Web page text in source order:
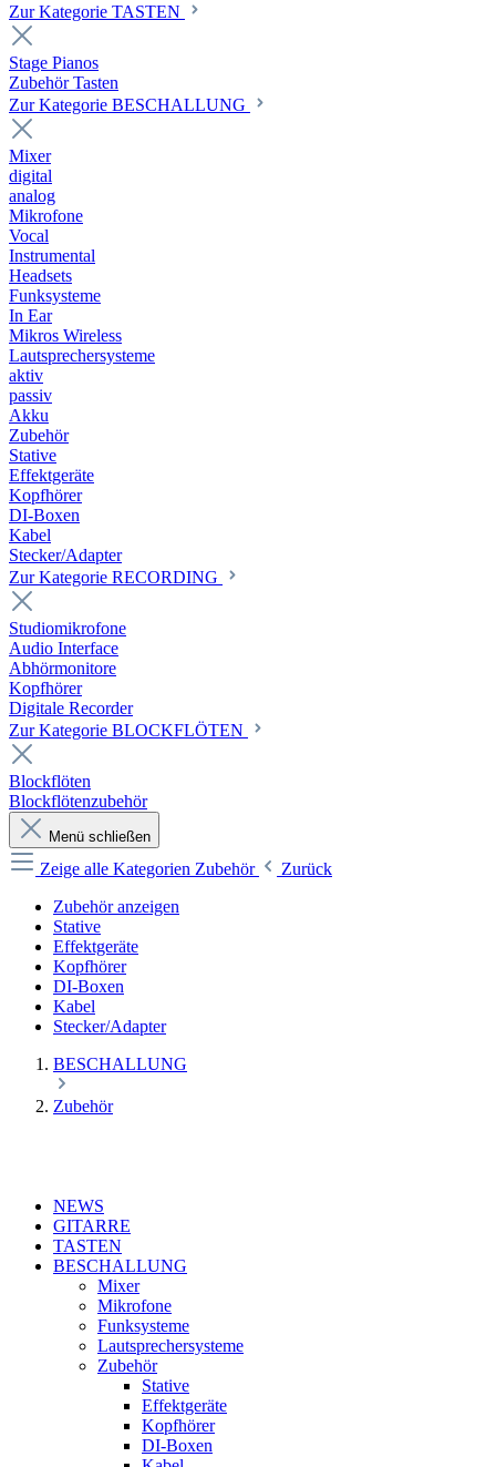
Zur Kategorie TASTEN
Stage Pianos
Zubehör Tasten
Zur Kategorie BESCHALLUNG
Mixer
digital
analog
Mikrofone
Vocal
Instrumental
Headsets
Funksysteme
In Ear
Mikros Wireless
Lautsprechersysteme
aktiv
passiv
Akku
Zubehör
Stative
Effektgeräte
Kopfhörer
DI-Boxen
Kabel
Stecker/Adapter
Zur Kategorie RECORDING
Studiomikrofone
Audio Interface
Abhörmonitore
Kopfhörer
Digitale Recorder
Zur Kategorie BLOCKFLÖTEN
Blockflöten
Blockflötenzubehör
Menü schließen
Zeige alle Kategorien Zubehör
Zurück
Zubehör anzeigen
Stative
Effektgeräte
Kopfhörer
DI-Boxen
Kabel
Stecker/Adapter
BESCHALLUNG
Zubehör
NEWS
GITARRE
TASTEN
BESCHALLUNG
Mixer
Mikrofone
Funksysteme
Lautsprechersysteme
Zubehör
Stative
Effektgeräte
Kopfhörer
DI-Boxen